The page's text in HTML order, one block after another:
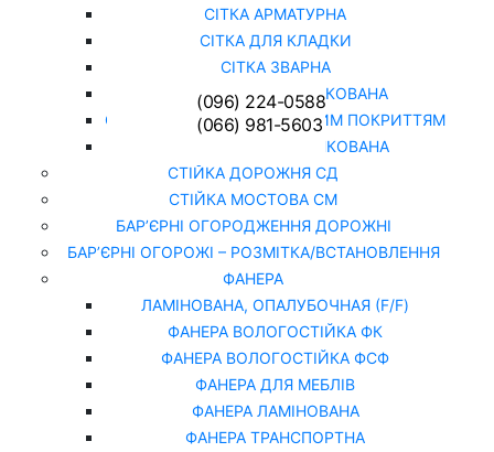
СІТКА АРМАТУРНА
СІТКА ДЛЯ КЛАДКИ
СІТКА ЗВАРНА
СІТКА ЗВАРНА ОЦИНКОВАНА
СІТКА РАБИЦЯ З ПОЛІМЕРНИМ ПОКРИТТЯМ
СІТКА РАБИЦЯ ОЦИНКОВАНА
СТІЙКА ДОРОЖНЯ СД
СТІЙКА МОСТОВА СМ
БАР’ЄРНІ ОГОРОДЖЕННЯ ДОРОЖНІ
БАР’ЄРНІ ОГОРОЖІ – РОЗМІТКА/ВСТАНОВЛЕННЯ
ФАНЕРА
ЛАМІНОВАНА, ОПАЛУБОЧНАЯ (F/F)
ФАНЕРА ВОЛОГОСТІЙКА ФК
ФАНЕРА ВОЛОГОСТІЙКА ФСФ
ФАНЕРА ДЛЯ МЕБЛІВ
ФАНЕРА ЛАМІНОВАНА
ФАНЕРА ТРАНСПОРТНА
(096) 224-0588
(066) 981-5603